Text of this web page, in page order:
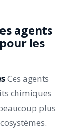
agents
les
Ces agents
chimiques
plus